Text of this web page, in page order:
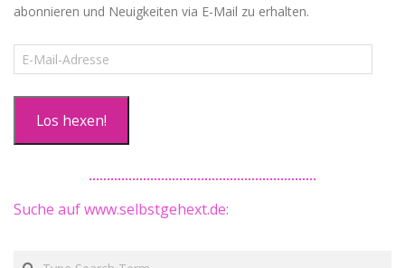
abonnieren und Neuigkeiten via E-Mail zu erhalten.
E-
Mail-
Los hexen!
Suche auf www.selbstgehext.de:
Search